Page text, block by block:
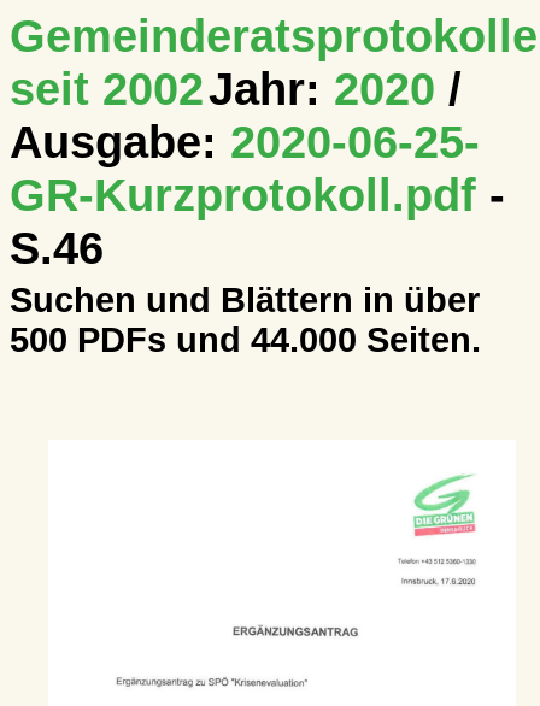
Gemeinderatsprotokolle
seit 2002Jahr: 2020 /
Ausgabe: 2020-06-25-
GR-Kurzprotokoll.pdf -
S.46
Suchen und Blättern in über
500 PDFs und 44.000 Seiten.